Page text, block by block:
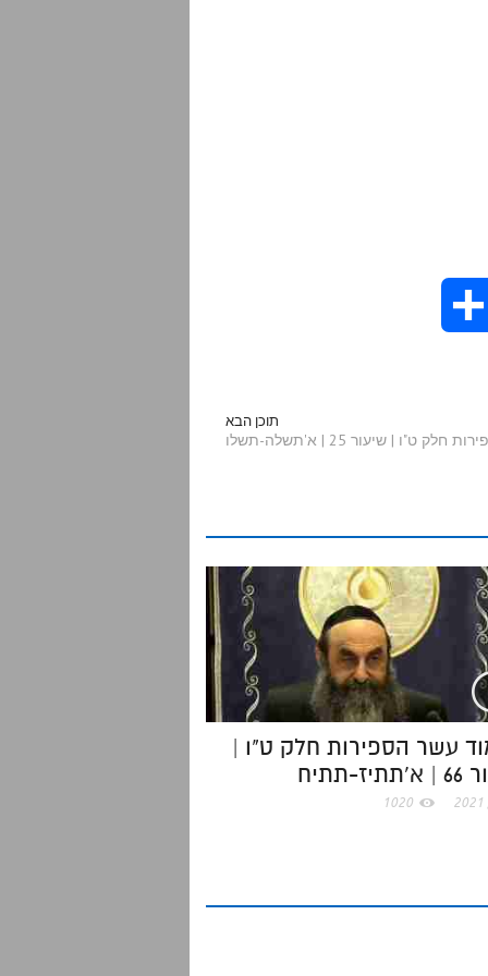
תוכן הבא
ט"ו | שיעור 25 | א'תשלה-תשלו
עשר הספירות חלק ט"ו |
תתיח
1020